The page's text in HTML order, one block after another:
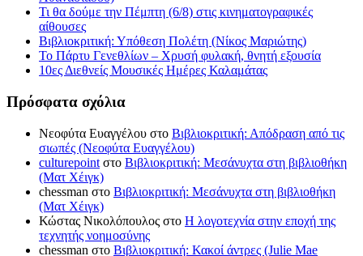
Τι θα δούμε την Πέμπτη (6/8) στις κινηματογραφικές
αίθουσες
Βιβλιοκριτική: Υπόθεση Πολέτη (Νίκος Μαριώτης)
Το Πάρτυ Γενεθλίων – Χρυσή φυλακή, θνητή εξουσία
10ες Διεθνείς Μουσικές Ημέρες Καλαμάτας
Πρόσφατα σχόλια
Νεοφύτα Ευαγγέλου στο Βιβλιοκριτική: Απόδραση από τις
σιωπές (Νεοφύτα Ευαγγέλου)
culturepoint στο Βιβλιοκριτική: Μεσάνυχτα στη βιβλιοθήκη
(Ματ Χέιγκ)
chessman στο Βιβλιοκριτική: Μεσάνυχτα στη βιβλιοθήκη
(Ματ Χέιγκ)
Κώστας Νικολόπουλος στο Η λογοτεχνία στην εποχή της
τεχνητής νοημοσύνης
chessman στο Βιβλιοκριτική: Κακοί άντρες (Julie Mae